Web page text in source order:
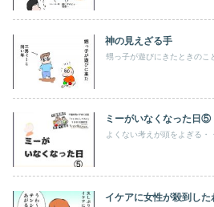
神の見えざる手
甥っ子が遊びにきたときのこ
ミーがいなくなった日⑤
よくない考えが頭をよぎる・
イケアに女性が殺到した